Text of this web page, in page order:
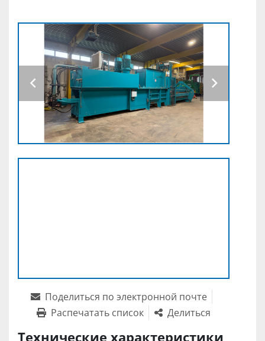
Поделиться по электронной почте
Распечатать список
Делиться
Технические характеристики